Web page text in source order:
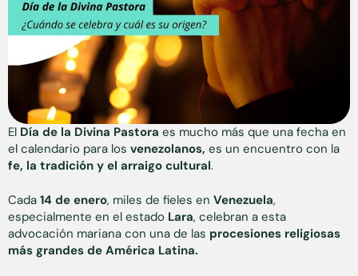
El Día de la Divina Pastora es mucho más que una fecha en
el calendario para los venezolanos, es un encuentro con la
fe, la tradición y el arraigo cultural.
Cada 14 de enero, miles de fieles en Venezuela,
especialmente en el estado Lara, celebran a esta
advocación mariana con una de las procesiones religiosas
más grandes de América Latina.